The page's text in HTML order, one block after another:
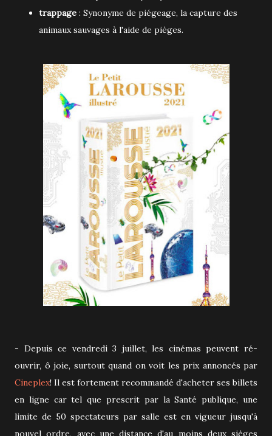
trappage : Synonyme de piégeage, la capture des
animaux sauvages à l'aide de pièges.
- Depuis ce vendredi 3 juillet, les cinémas peuvent ré-
ouvrir, ô joie, surtout quand on voit les prix annoncés par
Cineplex! Il est fortement recommandé d'acheter ses billets
en ligne car tel que prescrit par la Santé publique, une
limite de 50 spectateurs par salle est en vigueur jusqu'à
nouvel ordre, avec une distance d'au moins deux sièges